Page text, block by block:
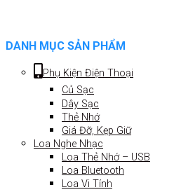
DANH MỤC SẢN PHẨM
Phụ Kiện Điện Thoại
Củ Sạc
Dây Sạc
Thẻ Nhớ
Giá Đỡ, Kẹp Giữ
Loa Nghe Nhạc
Loa Thẻ Nhớ – USB
Loa Bluetooth
Loa Vi Tính